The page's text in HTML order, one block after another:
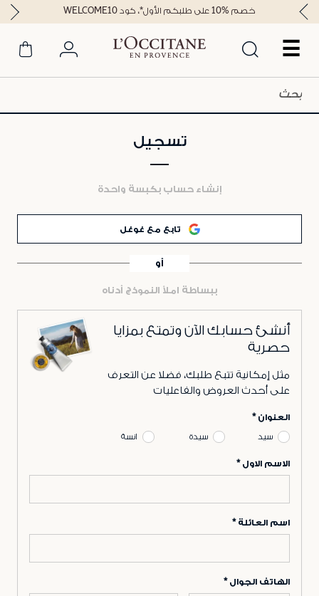
☰
خصم %10 على طلبكم الأول*، كود WELCOME10
تسجيل
إنشاء حساب بكبسة واحدة
تابع مع غوغل
أو
ببساطة املأ النموذج أدناه
أنشئ حسابك الآن وتمتع بمزايا
حصرية
مثل إمكانية تتبع طلبك، فضلا عن التعرف
على أحدث العروض والفاعليات
العنوان
سيد سيدة انسة
الاسم الاول
اسم العائلة
الهاتف الجوال